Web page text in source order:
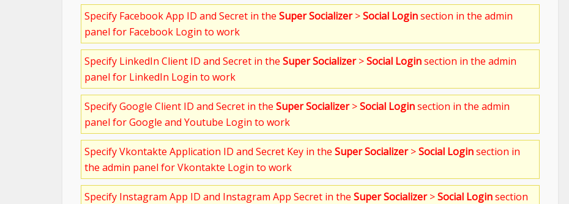
Specify Facebook App ID and Secret in the Super Socializer>Social Loginsection in the admin
panel for Facebook Login to work
Specify LinkedIn Client ID and Secret in the Super Socializer>Social Loginsection in the admin
panel for LinkedIn Login to work
Specify Google Client ID and Secret in the Super Socializer>Social Loginsection in the admin
panel for Google and Youtube Login to work
Specify Vkontakte Application ID and Secret Key in the Super Socializer>Social Loginsection in
the admin panel for Vkontakte Login to work
Specify Instagram App ID and Instagram App Secret in the Super Socializer>Social Loginsection